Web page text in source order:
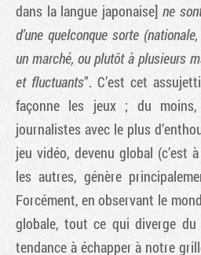
dans la langue japonaise] ne
d’une quelconque sorte
un marché, ou plutôt à plusieurs
et fluctuants”. C’est cet
façonne les jeux ; du
journalistes avec le plus
jeu vidéo, devenu global (c’est
les autres, génère
Forcément, en observant le
globale, tout ce qui diverge
tendance à échapper à notre